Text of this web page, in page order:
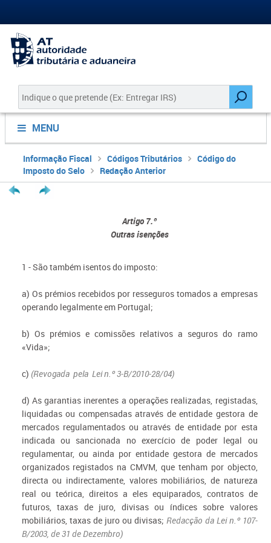
MENU
Informação Fiscal Códigos Tributários
Código do
Imposto do Selo
Redação Anterior
Artigo 7.º
Outras isenções
1 - São também isentos do imposto:
a) Os prémios recebidos por resseguros tomados a empresas
operando legalmente em Portugal;
b) Os prémios e comissões relativos a seguros do ramo
«Vida»;
c) (Revogada pela Lei n.º 3-B/2010-28/04)
d) As garantias inerentes a operações realizadas, registadas,
liquidadas ou compensadas através de entidade gestora de
mercados regulamentados ou através de entidade por esta
indicada ou sancionada no exercício de poder legal ou
regulamentar, ou ainda por entidade gestora de mercados
organizados registados na CMVM, que tenham por objecto,
directa ou indirectamente, valores mobiliários, de natureza
real ou teórica, direitos a eles equiparados, contratos de
futuros, taxas de juro, divisas ou índices sobre valores
mobiliários, taxas de juro ou divisas; Redacção da Lei n.º 107-
B/2003, de 31 deDezembro)